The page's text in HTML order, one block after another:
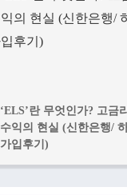
‘ELS’란 무엇인가? 고금
수익의 현실 (신한은행/
가입후기)